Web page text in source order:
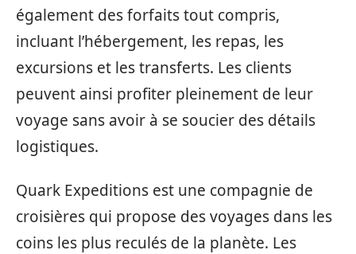
également des forfaits tout compris,
incluant l’hébergement, les repas, les
excursions et les transferts. Les clients
peuvent ainsi profiter pleinement de leur
voyage sans avoir à se soucier des détails
logistiques.
Quark Expeditions est une compagnie de
croisières qui propose des voyages dans les
coins les plus reculés de la planète. Les